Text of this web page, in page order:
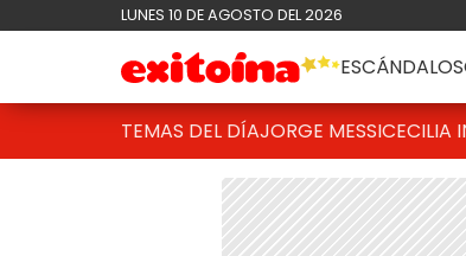
LUNES 10 DE AGOSTO DEL 2026
ESCÁNDALOS
TEMAS DEL DÍAJORGE MESSICECILIA